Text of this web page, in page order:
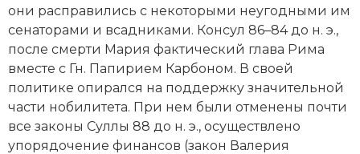
Итория международных отношений
Латинская Америка
Новая история
Новейшая история
они расправились с некоторыми неугодными им
сенаторами и всадниками. Консул 86–84 до н. э.,
после смерти Мария фактический глава Рима
вместе с Гн. Папирием Карбоном. В своей
политике опирался на поддержку значительной
части нобилитета. При нем были отменены почти
все законы Суллы 88 до н. э., осуществлено
упорядочение финансов (закон Валерия